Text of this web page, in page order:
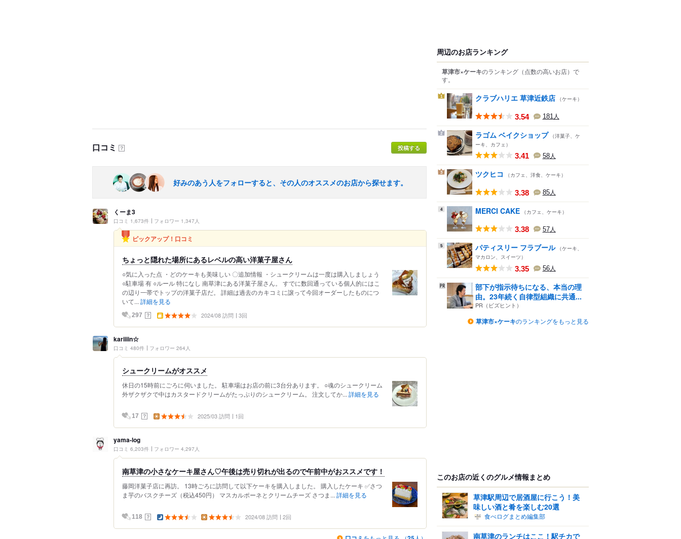
口コミ ？ 投稿する
好みのあう人をフォローすると、その人のオススメのお店から探せます。
くーま3
口コミ 1,673件 フォロワー 1,347人
ピックアップ！口コミ
ちょっと隠れた場所にあるレベルの高い洋菓子屋さん
○気に入った点 ・どのケーキも美味しい 〇追加情報 ・シュークリームは一度は購入しましょう
○駐車場 有 ○ルール 特になし 南草津にある洋菓子屋さん。 すでに数回通っている個人的にはこ
の辺り一帯でトップの洋菓子店だ。 詳細は過去のカキコミに譲って今回オーダーしたものにつ
いて... 詳細を見る
297 ？ 2024/08 訪問 3回
kariiiin☆
口コミ 480件 フォロワー 264人
シュークリームがオススメ
休日の15時前にごろに伺いました。 駐車場はお店の前に3台分あります。 ○魂のシュークリーム
外ザクザクで中はカスタードクリームがたっぷりのシュークリーム。 注文してか... 詳細を見る
17 ？ 2025/03 訪問 1回
yama-log
口コミ 6,203件 フォロワー 4,297人
南草津の小さなケーキ屋さん♡午後は売り切れが出るので午前中がおススメです！
藤岡洋菓子店に再訪。 13時ごろに訪問して以下ケーキを購入しました。 購入したケーキ ✅さつ
ま芋のバスクチーズ（税込450円） マスカルポーネとクリームチーズ さつま... 詳細を見る
118 ？ 2024/08 訪問 2回
周辺のお店ランキング
草津市×ケーキのランキング （点数の高いお店） で
す。
1 クラブハリエ 草津近鉄店 （ケーキ）
3.54 181人
2 ラゴム ベイクショップ （洋菓子、ケ
ーキ、カフェ）
3.41 58人
3 ツクヒコ （カフェ、洋食、ケーキ）
3.38 85人
4 MERCI CAKE （カフェ、ケーキ）
3.38 57人
5 パティスリー フラブール （ケーキ、
マカロン、スイーツ）
3.35 56人
部下が指示待ちになる、本当の理
由。23年続く自律型組織に共通...
PR（ビズヒント）
草津市×ケーキのランキングをもっと見る
このお店の近くのグルメ情報まとめ
草津駅周辺で居酒屋に行こう！美
味しい酒と肴を楽しむ20選
食べログまとめ編集部
南草津のランチはここ！駅チカで